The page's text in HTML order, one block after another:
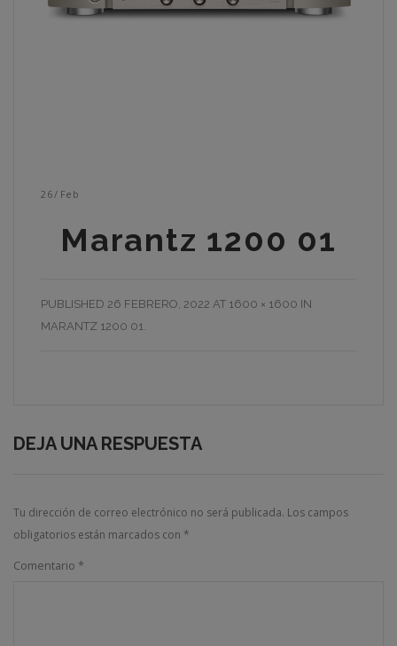
26/ Feb
Marantz 1200 01
PUBLISHED 26 FEBRERO, 2022 AT 1600 × 1600 IN
MARANTZ 1200 01.
DEJA UNA RESPUESTA
Tu dirección de correo electrónico no será publicada. Los campos
obligatorios están marcados con *
Comentario *